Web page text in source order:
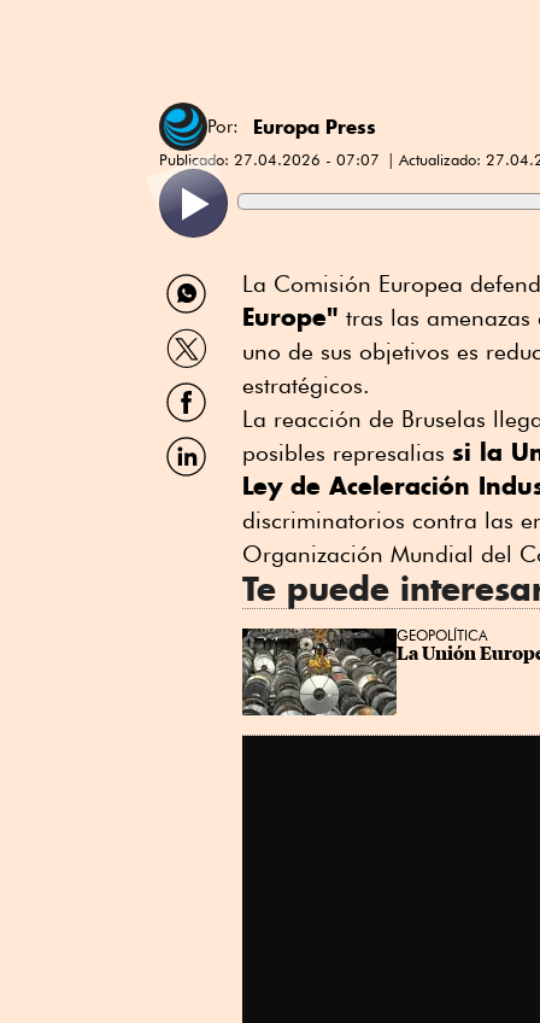
Por: Europa Press
Publicado: 27.04.2026 - 07:07 Actualizado:
Compartir
por
WhatsApp
Compartir
por
Twitter
Compartir
por
Facebook
Compartir
por
La Comisión Europea
Europe" tras las
uno de sus objetivos es
estratégicos.
La reacción de Bruselas
posibles represalias si la
Ley de Aceleración
discriminatorios contra las
Organización Mundial del
Te puede
GEOPOLÍTICA
La Unión